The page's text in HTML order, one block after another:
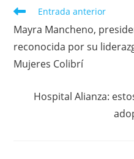
Leer
artículos
Entrada anterior
Mayra Mancheno,
reconocida por su
Mujeres Colibrí
Hospital Alianza: